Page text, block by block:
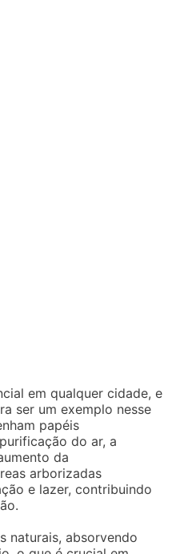
em qualquer cidade, e
ser um exemplo nesse
papéis
do ar, a
da
arborizadas
e lazer, contribuindo
naturais, absorvendo